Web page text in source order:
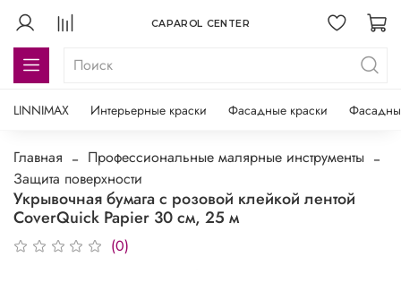
CAPAROL CENTER
LINNIMAX Интерьерные краски Фасадные краски
Главная
Профессиональные малярные инструменты
Защита поверхности
Укрывочная бумага с розовой клейкой лентой
CoverQuiсk Papier 30 см, 25 м
(0)